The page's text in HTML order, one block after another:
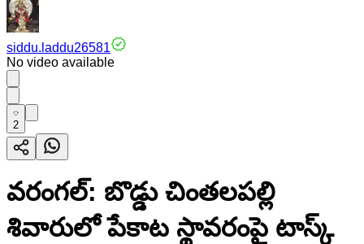
siddu.laddu26581
No video available
2
వరంగల్: బొడ్డు చింతలపల్లి
శివారులో పేకాట స్థావరంపై టాస్క్